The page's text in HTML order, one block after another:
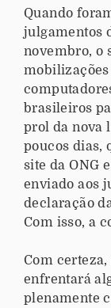
Quando
julgamentos
novembro, o
brasileiros
prol da nova
poucos dias,
site da ONG
enviado aos
declaração
Com isso, a
Com
enfrentará
plenamente